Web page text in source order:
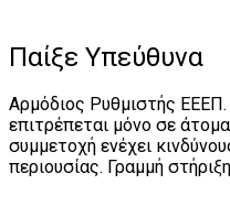
Παίξε Υπεύθυνα
Αρμόδιος Ρυθμιστής
επιτρέπεται μόνο σε
συμμετοχή ενέχει
περιουσίας. Γραμμή